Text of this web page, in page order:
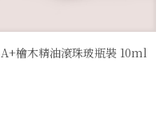
A+檜木精油滾珠玻瓶裝 10ml